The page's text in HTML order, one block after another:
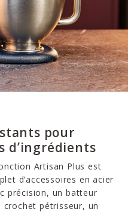
pour
d’ingrédients
Artisan Plus est
d’accessoires en acier
précision, un batteur
pétrisseur, un